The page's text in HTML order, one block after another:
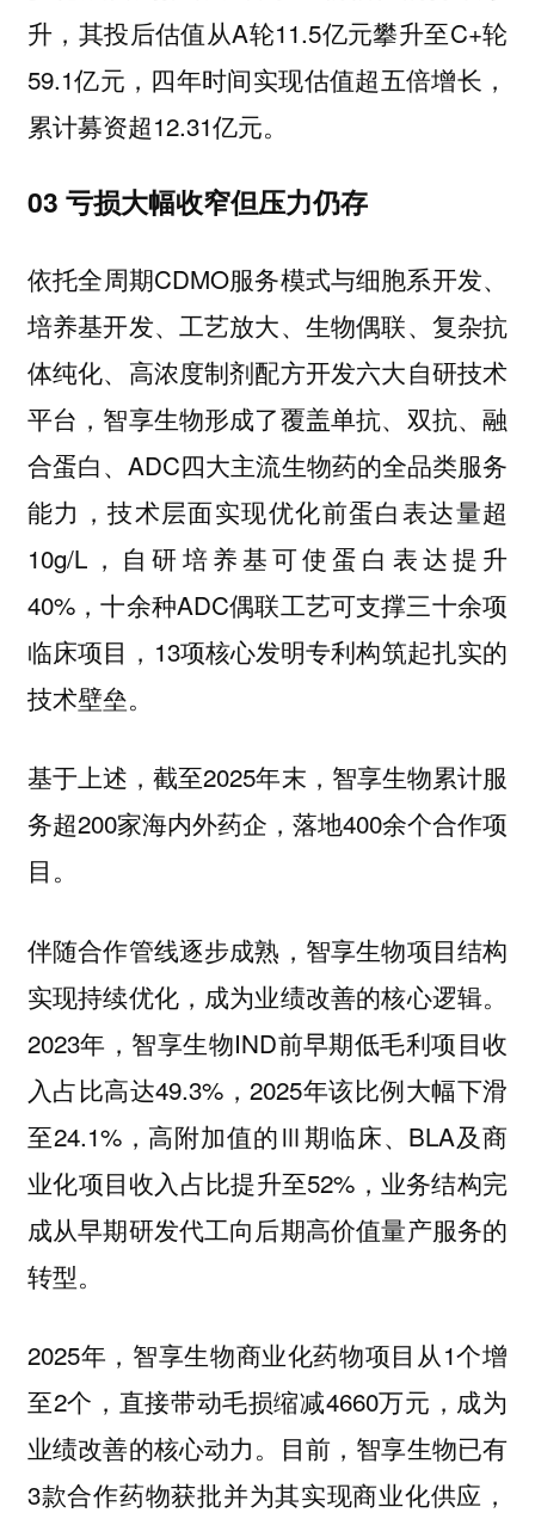
升，其投后估值从A轮11.5亿元攀升至C+轮
59.1亿元，四年时间实现估值超五倍增长，
累计募资超12.31亿元。
03 亏损大幅收窄但压力仍存
依托全周期CDMO服务模式与细胞系开发、
培养基开发、工艺放大、生物偶联、复杂抗
体纯化、高浓度制剂配方开发六大自研技术
平台，智享生物形成了覆盖单抗、双抗、融
合蛋白、ADC四大主流生物药的全品类服务
能力，技术层面实现优化前蛋白表达量超
10g/L，自研培养基可使蛋白表达提升
40%，十余种ADC偶联工艺可支撑三十余项
临床项目，13项核心发明专利构筑起扎实的
技术壁垒。
基于上述，截至2025年末，智享生物累计服
务超200家海内外药企，落地400余个合作项
目。
伴随合作管线逐步成熟，智享生物项目结构
实现持续优化，成为业绩改善的核心逻辑。
2023年，智享生物IND前早期低毛利项目收
入占比高达49.3%，2025年该比例大幅下滑
至24.1%，高附加值的Ⅲ期临床、BLA及商
业化项目收入占比提升至52%，业务结构完
成从早期研发代工向后期高价值量产服务的
转型。
2025年，智享生物商业化药物项目从1个增
至2个，直接带动毛损缩减4660万元，成为
业绩改善的核心动力。目前，智享生物已有
3款合作药物获批并为其实现商业化供应，